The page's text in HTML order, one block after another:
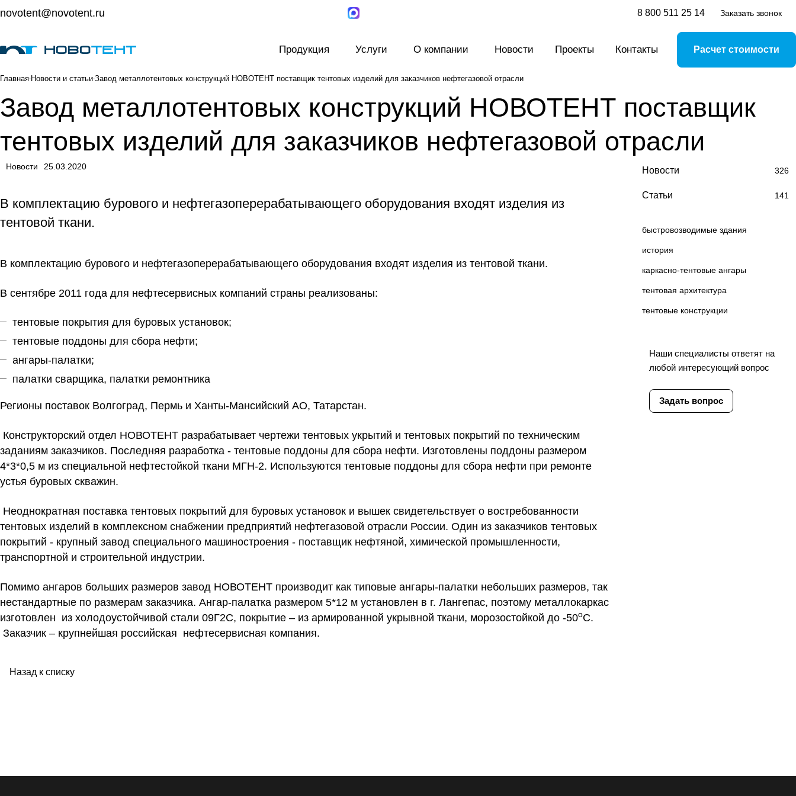
novotent@novotent.ru 8 800 511 25 14 Заказать звонок
Продукция Услуги О компании Новости Проекты Контакты Расчет стоимости
Главная Новости и статьи Завод металлотентовых конструкций НОВОТЕНТ поставщик тентовых изделий для заказчиков нефтегазовой отрасли
Завод металлотентовых конструкций НОВОТЕНТ поставщик
тентовых изделий для заказчиков нефтегазовой отрасли
Новости 25.03.2020
В комплектацию бурового и нефтегазоперерабатывающего оборудования входят изделия из
тентовой ткани.
В комплектацию бурового и нефтегазоперерабатывающего оборудования входят изделия из тентовой ткани.
В сентябре 2011 года для нефтесервисных компаний страны реализованы:
тентовые покрытия для буровых установок;
тентовые поддоны для сбора нефти;
ангары-палатки;
палатки сварщика, палатки ремонтника
Регионы поставок Волгоград, Пермь и Ханты-Мансийский АО, Татарстан.
Конструкторский отдел НОВОТЕНТ разрабатывает чертежи тентовых укрытий и тентовых покрытий по техническим
заданиям заказчиков. Последняя разработка - тентовые поддоны для сбора нефти. Изготовлены поддоны размером
4*3*0,5 м из специальной нефтестойкой ткани МГН-2. Используются тентовые поддоны для сбора нефти при ремонте
устья буровых скважин.
Неоднократная поставка тентовых покрытий для буровых установок и вышек свидетельствует о востребованности
тентовых изделий в комплексном снабжении предприятий нефтегазовой отрасли России. Один из заказчиков тентовых
покрытий - крупный завод специального машиностроения - поставщик нефтяной, химической промышленности,
транспортной и строительной индустрии.
Помимо ангаров больших размеров завод НОВОТЕНТ производит как типовые ангары-палатки небольших размеров, так
нестандартные по размерам заказчика. Ангар-палатка размером 5*12 м установлен в г. Лангепас, поэтому металлокаркас
изготовлен из холодоустойчивой стали 09Г2С, покрытие – из армированной укрывной ткани, морозостойкой до -50оС.
Заказчик – крупнейшая российская нефтесервисная компания.
Назад к списку
Новости 326
Статьи 141
быстровозводимые здания
история
каркасно-тентовые ангары
тентовая архитектура
тентовые конструкции
Наши специалисты ответят на
любой интересующий вопрос
Задать вопрос